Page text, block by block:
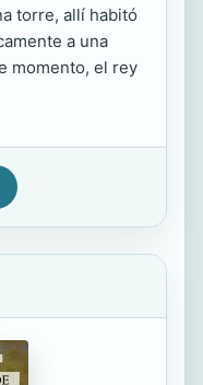
torre, allí habitó
a una
momento, el rey